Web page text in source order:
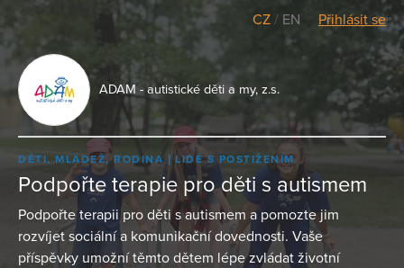
CZ / EN Přihlásit se
ADAM - autistické děti a my, z.s.
DĚTI, MLÁDEŽ, RODINA LIDÉ S POSTIŽENÍM
Podpořte terapie pro děti s autismem
Podpořte terapii pro děti s autismem a pomozte jim
rozvíjet sociální a komunikační dovednosti. Vaše
příspěvky umožní těmto dětem lépe zvládat životní